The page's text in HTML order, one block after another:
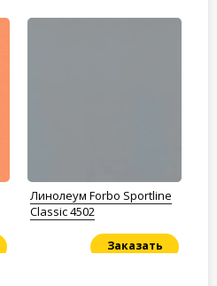
Линолеум Forbo Sportline
Classic 4502
Заказать